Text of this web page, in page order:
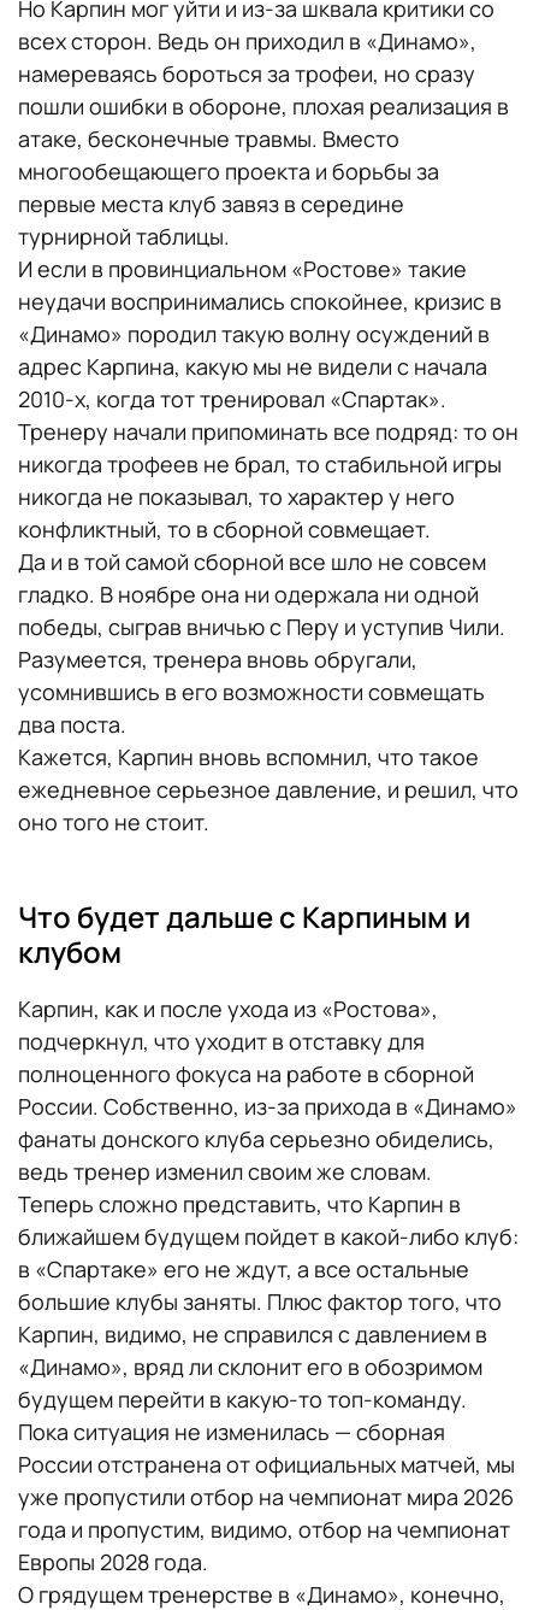
Но Карпин мог уйти и из-за шквала критики со
всех сторон. Ведь он приходил в «Динамо»,
намереваясь бороться за трофеи, но сразу
пошли ошибки в обороне, плохая реализация в
атаке, бесконечные травмы. Вместо
многообещающего проекта и борьбы за
первые места клуб завяз в середине
турнирной таблицы.
И если в провинциальном «Ростове» такие
неудачи воспринимались спокойнее, кризис в
«Динамо» породил такую волну осуждений в
адрес Карпина, какую мы не видели с начала
2010-х, когда тот тренировал «Спартак».
Тренеру начали припоминать все подряд: то он
никогда трофеев не брал, то стабильной игры
никогда не показывал, то характер у него
конфликтный, то в сборной совмещает.
Да и в той самой сборной все шло не совсем
гладко. В ноябре она ни одержала ни одной
победы, сыграв вничью с Перу и уступив Чили.
Разумеется, тренера вновь обругали,
усомнившись в его возможности совмещать
два поста.
Кажется, Карпин вновь вспомнил, что такое
ежедневное серьезное давление, и решил, что
оно того не стоит.
Что будет дальше с Карпиным и
клубом
Карпин, как и после ухода из «Ростова»,
подчеркнул, что уходит в отставку для
полноценного фокуса на работе в сборной
России. Собственно, из-за прихода в «Динамо»
фанаты донского клуба серьезно обиделись,
ведь тренер изменил своим же словам.
Теперь сложно представить, что Карпин в
ближайшем будущем пойдет в какой-либо клуб:
в «Спартаке» его не ждут, а все остальные
большие клубы заняты. Плюс фактор того, что
Карпин, видимо, не справился с давлением в
«Динамо», вряд ли склонит его в обозримом
будущем перейти в какую-то топ-команду.
Пока ситуация не изменилась — сборная
России отстранена от официальных матчей, мы
уже пропустили отбор на чемпионат мира 2026
года и пропустим, видимо, отбор на чемпионат
Европы 2028 года.
О грядущем тренерстве в «Динамо», конечно,